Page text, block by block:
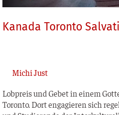
Kanada Toronto
Michi Just
Lob­preis und Gebet in einem
Toron­to. Dort enga­gie­ren sich